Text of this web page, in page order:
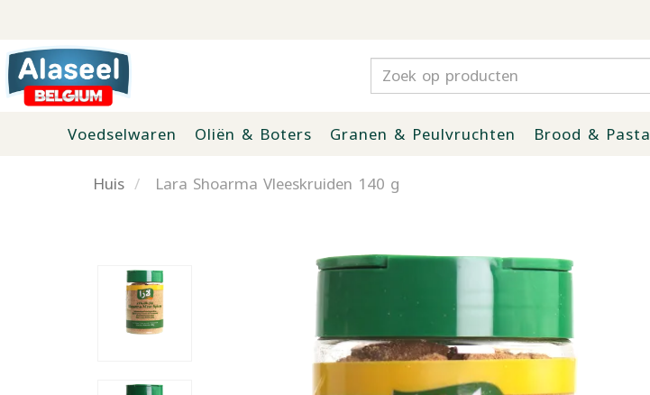
Voedselwaren Oliën & Boters Granen & Peulvruchten Brood & Pasta
Huis
Lara Shoarma Vleeskruiden 140 g